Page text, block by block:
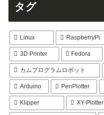
タグ
Linux RaspberryPi
3D Printer Fedora
カムプログラムロボット
Arduino PenPlotter
Klipper XY-Plotter